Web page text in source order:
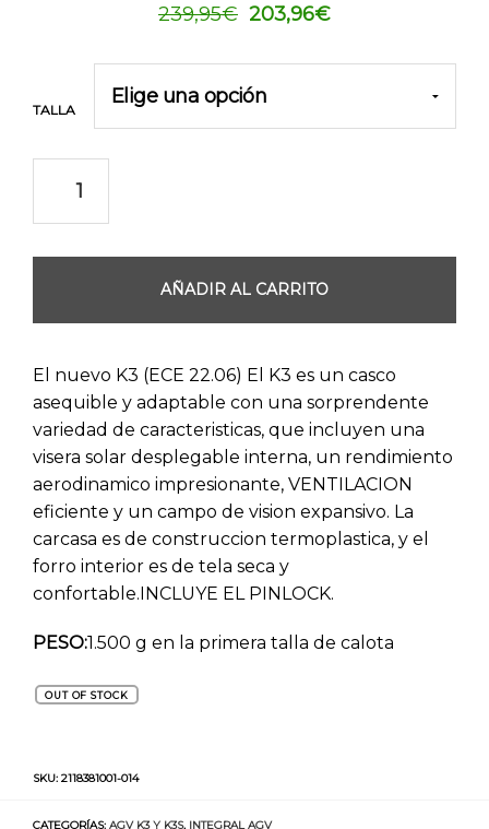
239,95€ El
203,96€El
TALLA
AÑADIR AL CARRITO
El nuevo K3 (ECE 22.06) El K3 es un casco
asequible y adaptable con una sorprendente
variedad de caracteristicas, que incluyen una
visera solar desplegable interna, un rendimiento
aerodinamico impresionante, VENTILACION
eficiente y un campo de vision expansivo. La
carcasa es de construccion termoplastica, y el
forro interior es de tela seca y
confortable.INCLUYE EL PINLOCK.
PESO:1.500 g en la primera talla de calota
OUT OF STOCK
SKU: 2118381001-014
CATEGORÍAS: AGV K3 Y K3S, INTEGRAL AGV